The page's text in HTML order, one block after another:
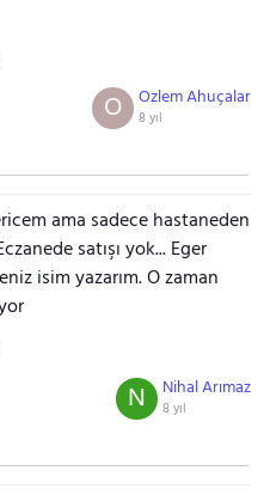
Ozlem Ahuçalar
8 yıl
O
ama sadece hastaneden
satışı yok... Eger
isim yazarım. O zaman
Nihal Arımaz
8 yıl
N